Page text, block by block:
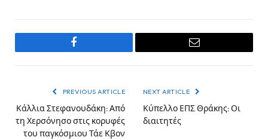
Facebook Email
PREVIOUS ARTICLE
Κάλλια Στεφανουδάκη: Από
τη Χερσόνησο στις κορυφές
του παγκόσμιου Τάε Κβον
NEXT ARTICLE
Κύπελλο ΕΠΣ Θράκης: Οι
διαιτητές